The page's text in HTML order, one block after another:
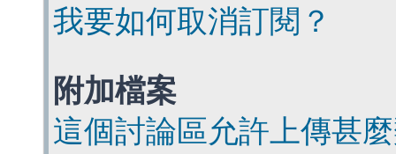
我要如何取消訂閱？
附加檔案
這個討論區允許上傳甚